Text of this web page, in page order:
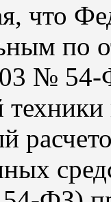
что
по
№ 54-